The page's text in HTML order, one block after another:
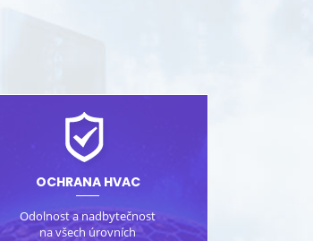
OCHRANA HVAC
Odolnost a nadbytečnost
na všech úrovních